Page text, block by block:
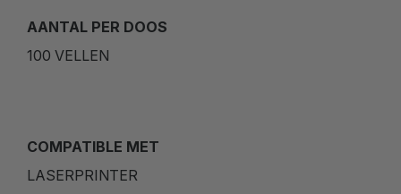
AANTAL PER DOOS
100 VELLEN
COMPATIBLE MET
LASERPRINTER